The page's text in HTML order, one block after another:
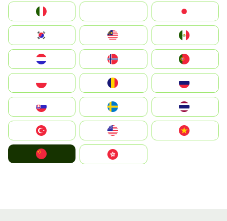
South Korea
Nederland
Portugal
România
Slovensko
United States
Vietnam
中國香港特別行政區